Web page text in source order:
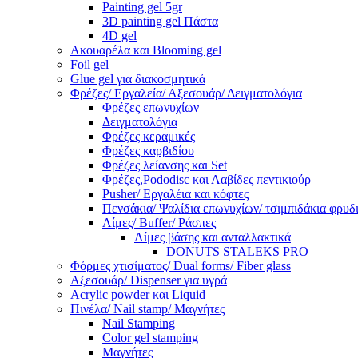
Painting gel 5gr
3D painting gel Πάστα
4D gel
Ακουαρέλα και Blooming gel
Foil gel
Glue gel για διακοσμητικά
Φρέζες/ Εργαλεία/ Αξεσουάρ/ Δειγματολόγια
Φρέζες επωνυχίων
Δειγματολόγια
Φρέζες κεραμικές
Φρέζες καρβιδίου
Φρέζες λείανσης και Set
Φρέζες,Pododisc και Λαβίδες πεντικιούρ
Pusher/ Εργαλέια και κόφτες
Πενσάκια/ Ψαλίδια επωνυχίων/ τσιμπιδάκια
Λίμες/ Buffer/ Ράσπες
Λίμες βάσης και ανταλλακτικά
DONUTS STALEKS PRO
Φόρμες χτισίματος/ Dual forms/ Fiber glass
Αξεσουάρ/ Dispenser για υγρά
Acrylic powder και Liquid
Πινέλα/ Nail stamp/ Μαγνήτες
Nail Stamping
Color gel stamping
Μαγνήτες